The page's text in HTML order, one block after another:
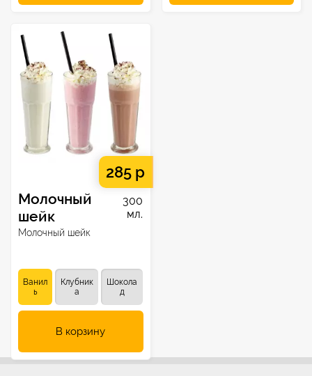
285 р
Молочный
шейк
300
мл.
Молочный шейк
Ванил
ь
Клубник
а
Шокола
д
В корзину